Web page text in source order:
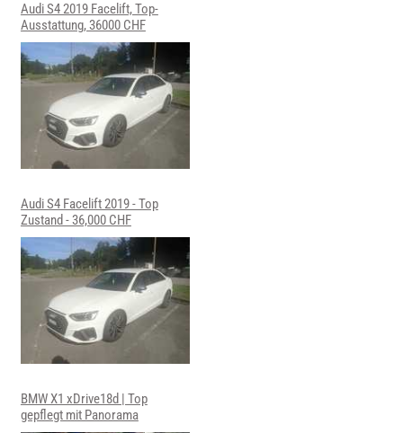
Audi S4 2019 Facelift, Top-
Ausstattung, 36000 CHF
Audi S4 Facelift 2019 - Top
Zustand - 36,000 CHF
BMW X1 xDrive18d | Top
gepflegt mit Panorama